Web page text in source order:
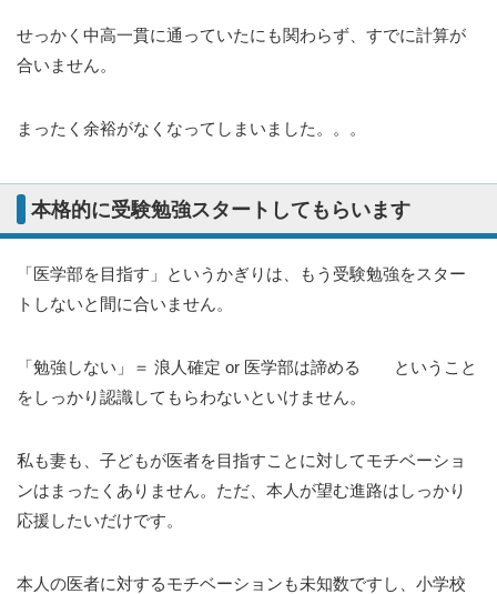
せっかく中高一貫に通っていたにも関わらず、すでに計算が
合いません。
まったく余裕がなくなってしまいました。。。
本格的に受験勉強スタートしてもらいます
「医学部を目指す」というかぎりは、もう受験勉強をスター
トしないと間に合いません。
「勉強しない」＝ 浪人確定 or 医学部は諦める ということ
をしっかり認識してもらわないといけません。
私も妻も、子どもが医者を目指すことに対してモチベーショ
ンはまったくありません。ただ、本人が望む進路はしっかり
応援したいだけです。
本人の医者に対するモチベーションも未知数ですし、小学校